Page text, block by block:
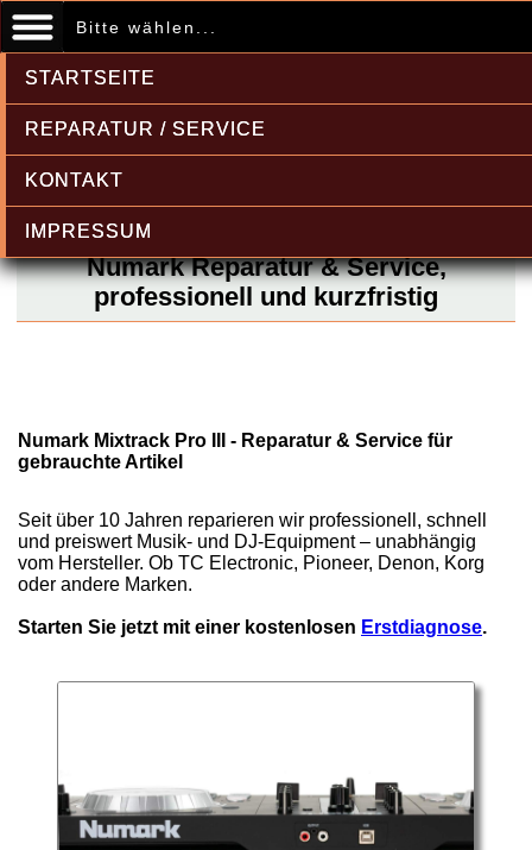
Bitte wählen...
STARTSEITE
REPARATUR / SERVICE
KONTAKT
IMPRESSUM
Numark Reparatur & Service,
professionell und kurzfristig
Numark Mixtrack Pro III - Reparatur & Service für
gebrauchte Artikel
Seit über 10 Jahren reparieren wir professionell, schnell
und preiswert Musik- und DJ-Equipment – unabhängig
vom Hersteller. Ob TC Electronic, Pioneer, Denon, Korg
oder andere Marken.
Starten Sie jetzt mit einer kostenlosen Erstdiagnose.